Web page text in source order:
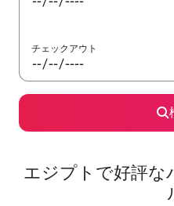
チェックアウト
エジプトで好評な